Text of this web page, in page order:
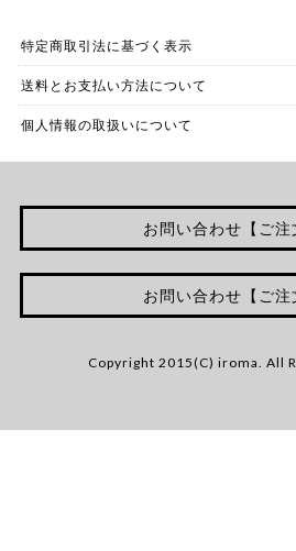
特定商取引法に基づく表示
送料とお支払い方法について
個人情報の取扱いについて
お問い合わせ【ご注
お問い合わせ【ご注
Copyright 2015(C) iroma. All